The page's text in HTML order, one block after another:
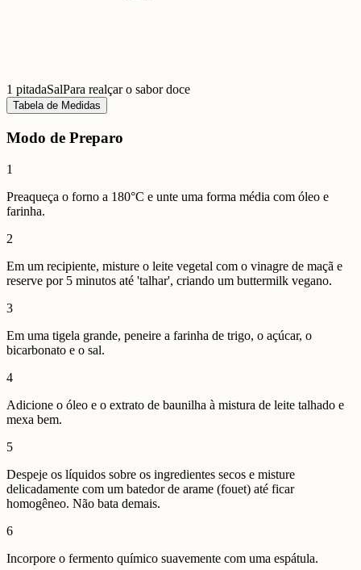
1 pitadaSalPara realçar o sabor doce
Tabela de Medidas
Modo de Preparo
1
Preaqueça o forno a 180°C e unte uma forma média com óleo e
farinha.
2
Em um recipiente, misture o leite vegetal com o vinagre de maçã e
reserve por 5 minutos até 'talhar', criando um buttermilk vegano.
3
Em uma tigela grande, peneire a farinha de trigo, o açúcar, o
bicarbonato e o sal.
4
Adicione o óleo e o extrato de baunilha à mistura de leite talhado e
mexa bem.
5
Despeje os líquidos sobre os ingredientes secos e misture
delicadamente com um batedor de arame (fouet) até ficar
homogêneo. Não bata demais.
6
Incorpore o fermento químico suavemente com uma espátula.